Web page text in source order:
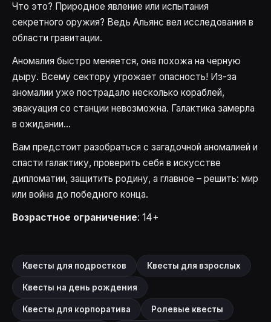
Что это? Природное явление или испытания
секретного оружия? Ведь Альянс вел исследования в
области гравитации.
Аномалия быстро меняется, она похожа на черную
дыру. Всему сектору угрожает опасность! Из-за
аномалии уже пострадало несколько кораблей,
эвакуация со станции невозможна. Галактика замерла
в ожидании...
Вам предстоит разобраться с загадочной аномалией и
спасти галактику, проверить себя в искусстве
дипломатии, защитить родину, а главное – решить: мир
или война до победного конца.
Возрастное ограничение: 14+
Квесты для подростков Квесты для взрослых
Квесты на день рождения
Квесты для корпоратива Ролевые квесты